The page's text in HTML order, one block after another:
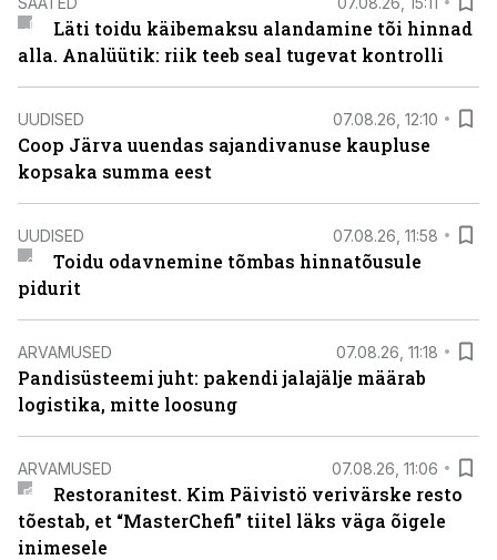
Läti toidu käibemaksu alandamine tõi hinnad
alla. Analüütik: riik teeb seal tugevat kontrolli
UUDISED 07.08.26, 12:10
Coop Järva uuendas sajandivanuse kaupluse
kopsaka summa eest
UUDISED 07.08.26, 11:58
Toidu odavnemine tõmbas hinnatõusule
pidurit
ARVAMUSED 07.08.26, 11:18
Pandisüsteemi juht: pakendi jalajälje määrab
logistika, mitte loosung
ARVAMUSED 07.08.26, 11:06
Restoranitest. Kim Päivistö verivärske resto
tõestab, et “MasterChefi” tiitel läks väga õigele
inimesele